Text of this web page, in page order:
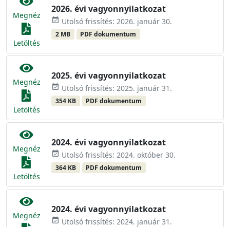
Megnéz
Letöltés
2026. évi vagyonnyilatkozat
event_available Utolsó frissítés: 2026. január 30.
2 MB PDF dokumentum
Megnéz
Letöltés
2025. évi vagyonnyilatkozat
event_available Utolsó frissítés: 2025. január 31.
354 KB PDF dokumentum
Megnéz
Letöltés
2024. évi vagyonnyilatkozat
event_available Utolsó frissítés: 2024. október 30.
364 KB PDF dokumentum
Megnéz
2024. évi vagyonnyilatkozat
event_available Utolsó frissítés: 2024. január 31.